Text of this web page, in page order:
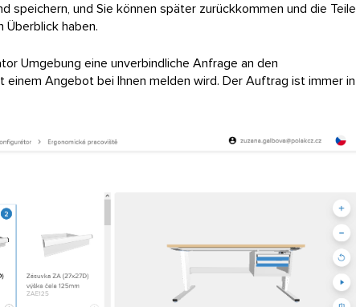
speichern, und Sie können später zurückkommen und die Teile
haben.
Umgebung eine unverbindliche Anfrage an den
Angebot bei Ihnen melden wird. Der Auftrag ist immer in